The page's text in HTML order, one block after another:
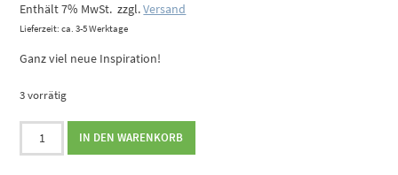
Enthält 7% MwSt. zzgl.Versand
Lieferzeit: ca. 3-5 Werktage
Ganz viel neue Inspiration!
3 vorrätig
Fibre
Mood
IN DEN WARENKORB